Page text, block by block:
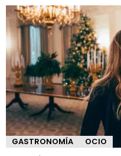
GASTRONOMÍA OCIO